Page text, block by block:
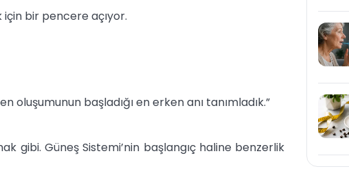
için bir pencere açıyor.
oluşumunun başladığı en erken anı tanımladık.”
gibi. Güneş Sistemi’nin başlangıç haline benzerlik